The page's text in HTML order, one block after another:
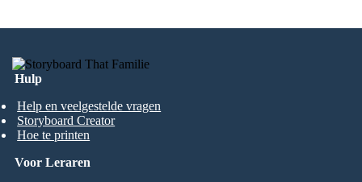
Hulp
Help en veelgestelde vragen
Storyboard Creator
Hoe te printen
Voor Leraren